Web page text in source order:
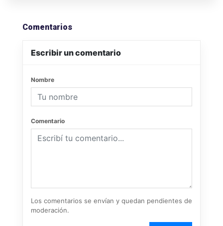
Comentarios
Escribir un comentario
Nombre
Comentario
Los comentarios se envían y quedan pendientes de
moderación.